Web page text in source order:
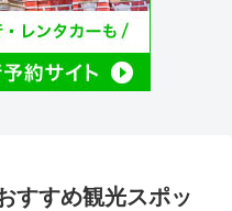
すすめ観光スポッ